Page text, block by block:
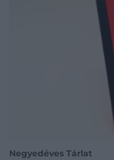
Negyedéves Tárlat